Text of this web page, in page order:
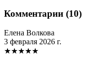
Комментарии (10)
Елена Волкова
3 февраля 2026 г.
★★★★★